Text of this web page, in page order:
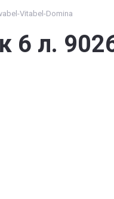
Vitabel-Domina
6 л.